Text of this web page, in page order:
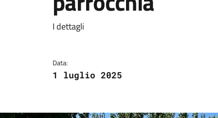
Dettagli della
I dettagli
Data:
1 luglio 2025